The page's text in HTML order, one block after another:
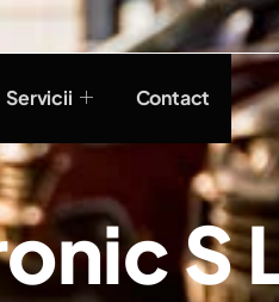
Servicii Contact
S